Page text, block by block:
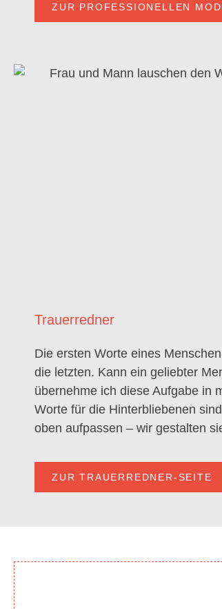
ZUR PROFESSIONELLEN
Trauerredner
Die ersten Worte eines
die letzten. Kann ein geliebter
übernehme ich diese Aufgabe in
Worte für die Hinterbliebenen
oben aufpassen – wir gestalten
ZUR TRAUERREDNER-SEITE